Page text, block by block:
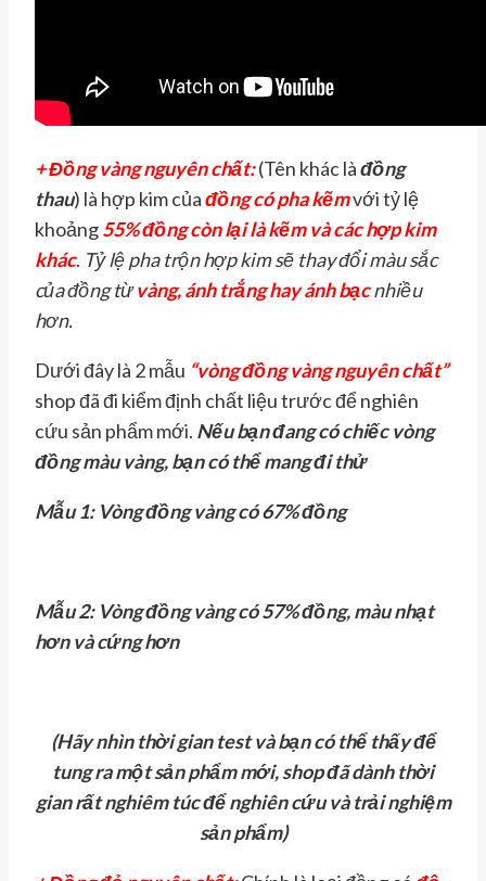
+ Đồng vàng nguyên chất:(Tên khác làđồng
thau) là hợp kim củađồng có pha kẽmvới tỷ lệ
khoảng55% đồng còn lại là kẽm và các hợp kim
khác. Tỷ lệ pha trộn hợp kim sẽ thay đổi màu sắc
của đồng từvàng, ánh trắng hay ánh bạcnhiều
hơn.
Dưới đây là 2 mẫu “vòng đồng vàng nguyên chất”
shop đã đi kiểm định chất liệu trước để nghiên
cứu sản phẩm mới. Nếu bạn đang có chiếc vòng
đồng màu vàng, bạn có thể mang đi thử
Mẫu 1: Vòng đồng vàng có 67% đồng
Mẫu 2: Vòng đồng vàng có 57% đồng, màu nhạt
hơn và cứng hơn
(Hãy nhìn thời gian test và bạn có thể thấy để
tung ra một sản phẩm mới, shop đã dành thời
gian rất nghiêm túc để nghiên cứu và trải nghiệm
sản phẩm)